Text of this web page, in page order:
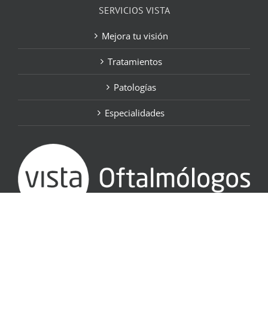
SERVICIOS VISTA
Mejora tu visión
Tratamientos
Patologías
Especialidades